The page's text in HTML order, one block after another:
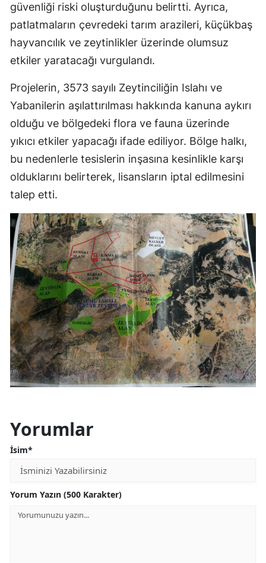
güvenliği riski oluşturduğunu belirtti. Ayrıca,
patlatmaların çevredeki tarım arazileri, küçükbaş
hayvancılık ve zeytinlikler üzerinde olumsuz
etkiler yaratacağı vurgulandı.
Projelerin, 3573 sayılı Zeytinciliğin Islahı ve
Yabanilerin aşılattırılması hakkında kanuna aykırı
olduğu ve bölgedeki flora ve fauna üzerinde
yıkıcı etkiler yapacağı ifade ediliyor. Bölge halkı,
bu nedenlerle tesislerin inşasına kesinlikle karşı
olduklarını belirterek, lisansların iptal edilmesini
talep etti.
Yorumlar
İsim*
Yorum Yazın (500 Karakter)